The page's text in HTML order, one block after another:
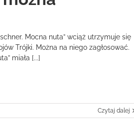
Mocna nuta” wciąż utrzymuje się
Trójki. Można na niego zagłosować.
miała [...]
Czytaj dalej